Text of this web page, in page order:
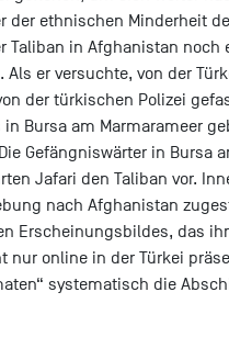
der ethnischen Minderheit
Taliban in Afghanistan
er versuchte, von der
der türkischen Polizei
Bursa am Marmarameer
Gefängniswärter in Bursa
Jafari den Taliban vor.
nach Afghanistan
Erscheinungsbildes, das
nur online in der Türkei
systematisch die